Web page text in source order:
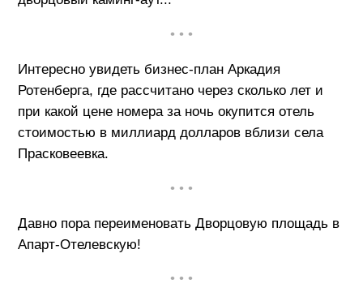
• • •
Интересно увидеть бизнес-план Аркадия
Ротенберга, где рассчитано через сколько лет и
при какой цене номера за ночь окупится отель
стоимостью в миллиард долларов вблизи села
Прасковеевка.
• • •
Давно пора переименовать Дворцовую площадь в
Апарт-Отелевскую!
• • •